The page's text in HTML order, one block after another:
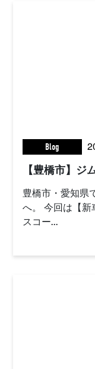
Blog
【豊橋市】ジ
豊橋市・愛知県
へ。 今回は【新
スコー...